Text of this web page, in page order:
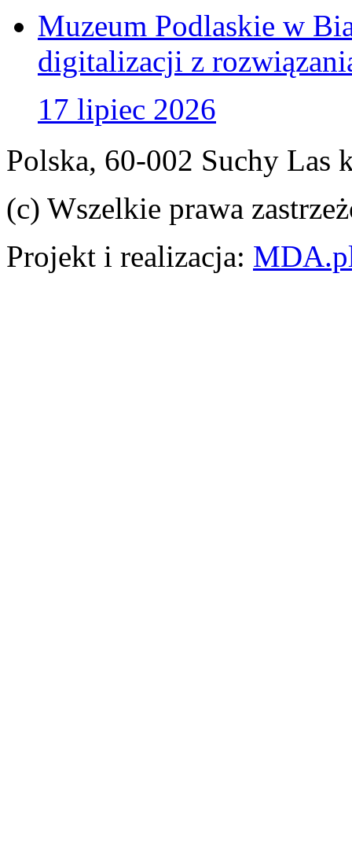
Muzeum Podlaskie w
digitalizacji z
17 lipiec 2026
Polska, 60-002 Suchy Las
(c) Wszelkie prawa
Projekt i realizacja: